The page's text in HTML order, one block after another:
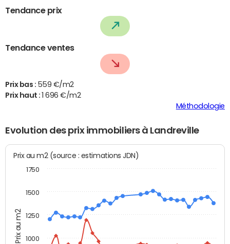
Tendance prix
Tendance ventes
Prix bas : 559 €/m2
Prix haut :
1 696 €/m2
Méthodologie
Evolution des prix immobiliers à Landreville
Prix au m2
Prix au m2 (source : estimations JDN)
1000
1250
1500
1750